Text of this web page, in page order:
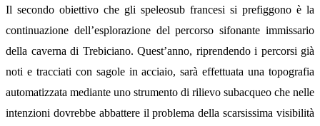
Il secondo obiettivo che gli speleosub francesi si prefiggono è la
continuazione dell’esplorazione del percorso sifonante immissario
della caverna di Trebiciano. Quest’anno, riprendendo i percorsi già
noti e tracciati con sagole in acciaio, sarà effettuata una topografia
automatizzata mediante uno strumento di rilievo subacqueo che nelle
intenzioni dovrebbe abbattere il problema della scarsissima visibilità